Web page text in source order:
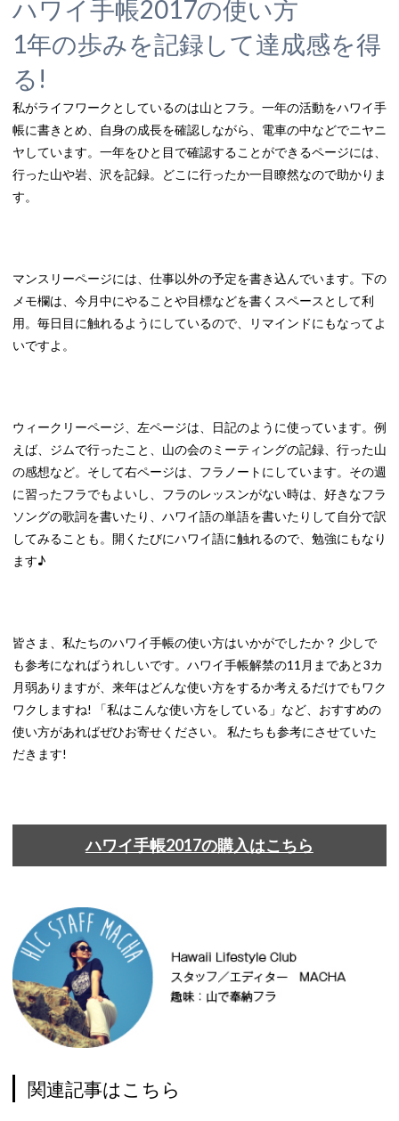
ハワイ手帳2017の使い方
1年の歩みを記録して達成感を得
る!
私がライフワークとしているのは山とフラ。一年の活動をハワイ手
帳に書きとめ、自身の成長を確認しながら、電車の中などでニヤニ
ヤしています。一年をひと目で確認することができるページには、
行った山や岩、沢を記録。どこに行ったか一目瞭然なので助かりま
す。
マンスリーページには、仕事以外の予定を書き込んでいます。下の
メモ欄は、今月中にやることや目標などを書くスペースとして利
用。毎日目に触れるようにしているので、リマインドにもなってよ
いですよ。
ウィークリーページ、左ページは、日記のように使っています。例
えば、ジムで行ったこと、山の会のミーティングの記録、行った山
の感想など。そして右ページは、フラノートにしています。その週
に習ったフラでもよいし、フラのレッスンがない時は、好きなフラ
ソングの歌詞を書いたり、ハワイ語の単語を書いたりして自分で訳
してみることも。開くたびにハワイ語に触れるので、勉強にもなり
ます♪
皆さま、私たちのハワイ手帳の使い方はいかがでしたか？ 少しで
も参考になればうれしいです。ハワイ手帳解禁の11月まであと3カ
月弱ありますが、来年はどんな使い方をするか考えるだけでもワク
ワクしますね! 「私はこんな使い方をしている」など、おすすめの
使い方があればぜひお寄せください。 私たちも参考にさせていた
だきます!
ハワイ手帳2017の購入はこちら
関連記事はこちら